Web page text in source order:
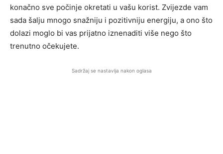
konačno sve počinje okretati u vašu korist. Zvijezde vam
sada šalju mnogo snažniju i pozitivniju energiju, a ono što
dolazi moglo bi vas prijatno iznenaditi više nego što
trenutno očekujete.
Sadržaj se nastavlja nakon oglasa